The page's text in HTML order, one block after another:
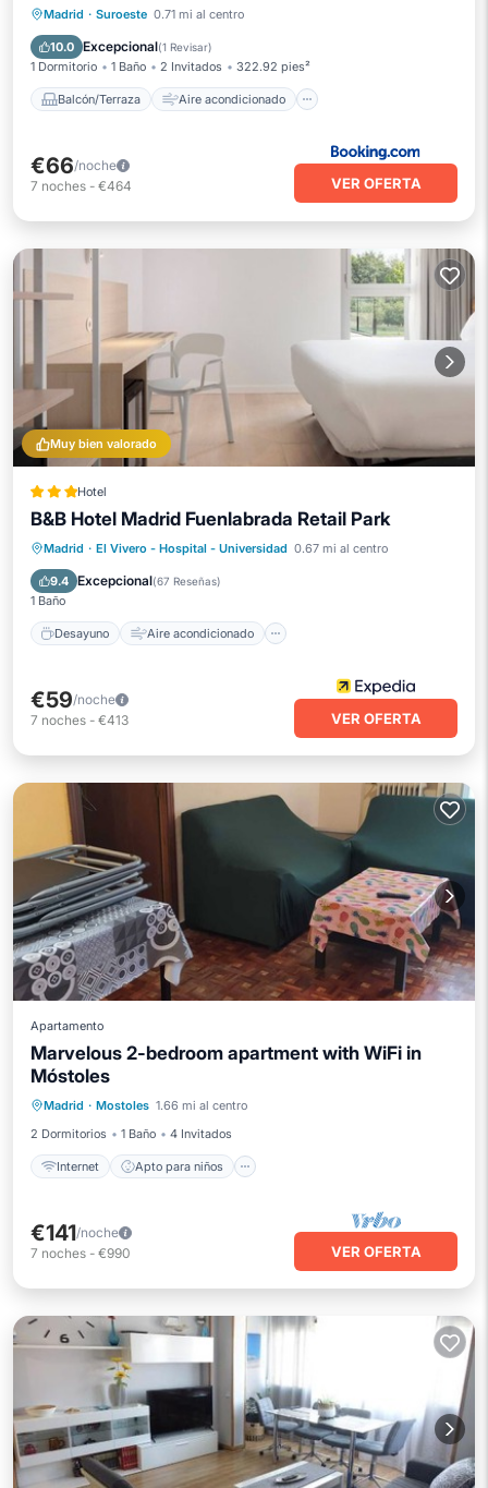
Madrid · Suroeste 0.71 mi al centro
10.0 Excepcional(1 Revisar)
1 Dormitorio 1 Baño 2 Invitados 322.92 pies²
Balcón/Terraza Aire acondicionado
Balcón/Terraza
Aire acondicionado
Internet
Seguridad/Protección
€66/noche
7 noches - €464 VER OFERTA
Muy bien valorado
Hotel
B&B Hotel Madrid Fuenlabrada Retail Park
Madrid · El Vivero - Hospital - Universidad 0.67 mi al centro
9.4 Excepcional(67 Reseñas)
1 Baño
Desayuno Aire acondicionado
Desayuno
Aire acondicionado
Internet
Apto para niños
€59/noche
7 noches - €413 VER OFERTA
Apartamento
Marvelous 2-bedroom apartment with WiFi in
Móstoles
Madrid · Mostoles 1.66 mi al centro
2 Dormitorios
1 Baño 4 Invitados
Internet Apto para niños
Ropa de cama
€141/noche
7 noches - €990 VER OFERTA